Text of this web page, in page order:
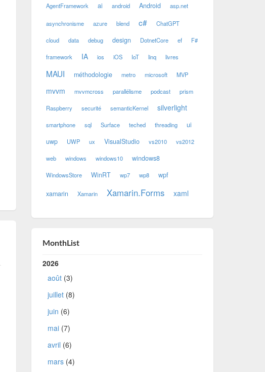
AgentFramework ai android Android asp.net
asynchronisme azure blend c# ChatGPT
cloud data debug design DotnetCore ef F#
framework IA ios iOS IoT linq livres
MAUI méthodologie metro microsoft MVP
mvvm mvvmcross parallélisme podcast prism
Raspberry securité semanticKernel silverlight
smartphone sql Surface teched threading
ui
uwp
UWP ux VisualStudio vs2010 vs2012
web windows windows10 windows8
WindowsStore WinRT wp7 wp8 wpf
xamarin Xamarin Xamarin.Forms xaml
MonthList
2026
août(3)
juillet(8)
juin (6)
mai(7)
avril (6)
mars(4)